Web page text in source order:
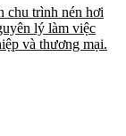
chu trình nén hơi
lý làm việc
và thương mại.